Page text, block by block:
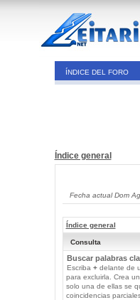
ÍNDICE DEL FORO
Índice general
Fecha actual Dom
Índice general
Consulta
Buscar palabras
Escriba +delante de
para excluirla. Crea
solo una de ellas se
coincidencias